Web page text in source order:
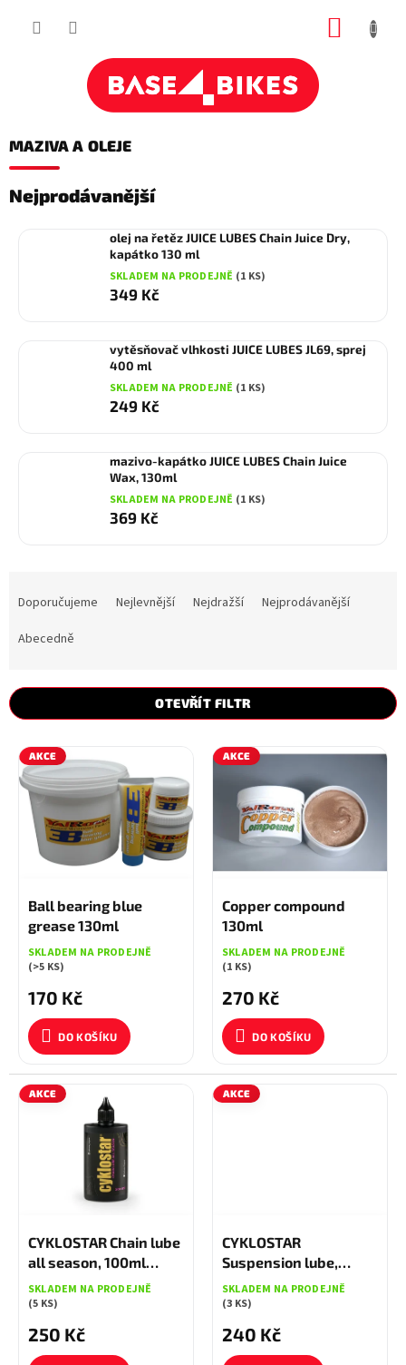
MAZIVA A OLEJE
Nejprodávanější
olej na řetěz JUICE LUBES Chain Juice Dry,
kapátko 130 ml
SKLADEM NA PRODEJNĚ (1 KS)
349 Kč
vytěsňovač vlhkosti JUICE LUBES JL69, sprej
400 ml
SKLADEM NA PRODEJNĚ (1 KS)
249 Kč
mazivo-kapátko JUICE LUBES Chain Juice
Wax, 130ml
SKLADEM NA PRODEJNĚ (1 KS)
369 Kč
p
r
Doporučujeme Nejlevnější Nejdražší
Nejprodávanější
Abecedně
OTEVŘÍT FILTR
AKCE
Ball bearing blue
grease 130ml
SKLADEM NA PRODEJNĚ
(>5 KS)
170 Kč
DO KOŠÍKU
AKCE
Copper compound
130ml
SKLADEM NA PRODEJNĚ
(1 KS)
270 Kč
DO KOŠÍKU
AKCE
CYKLOSTAR Chain lube
all season, 100ml
kapátko
SKLADEM NA PRODEJNĚ
(5 KS)
250 Kč
AKCE
CYKLOSTAR
Suspension lube,
300ml sprej
SKLADEM NA PRODEJNĚ
(3 KS)
240 Kč